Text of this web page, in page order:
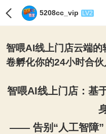
5208cc_vip LV2
智喂AI线上门店云端
卷孵化你的24小时合伙
智喂AI线上门店：基
—— 告别“人工智障